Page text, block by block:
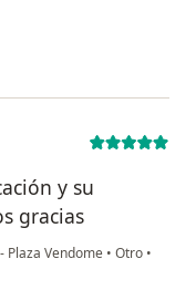
y su
gracias
Plaza Vendome • Otro •